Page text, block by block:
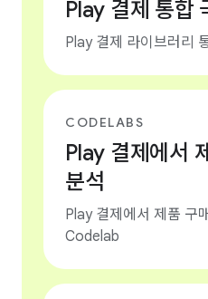
Play 결제 통합
Play 결제 라이브러리
CODELABS
Play 결제에서
분석
Play 결제에서 제품 구
Codelab